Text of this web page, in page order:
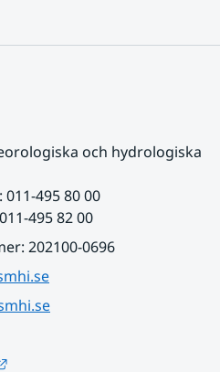
och hydrologiska
495 80 00
495 82 00
202100-0696